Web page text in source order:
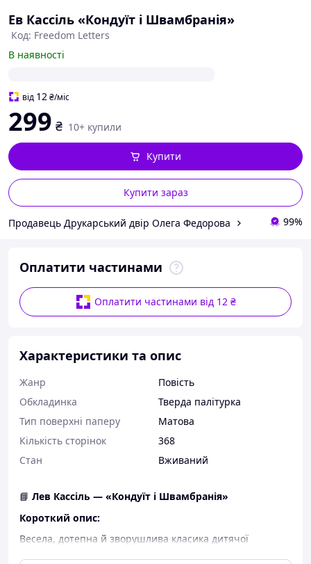
Ев Кассіль «Кондуїт і Швамбранія»
Код: Freedom Letters
В наявності
від 12₴/міс
299 ₴ 10+ купили
Купити зараз
Купити
Продавець Друкарський двір Олега Федорова 99%
Оплатити частинами
Оплатити частинами від 12 ₴
Характеристики та опис
Жанр
Повість
Обкладинка
Тверда палітурка
Тип поверхні паперу
Матова
Кількість сторінок
368
Стан
Вживаний
📘 Лев Кассіль — «Кондуїт і Швамбранія»
Короткий опис:
Весела, дотепна й зворушлива класика дитячої